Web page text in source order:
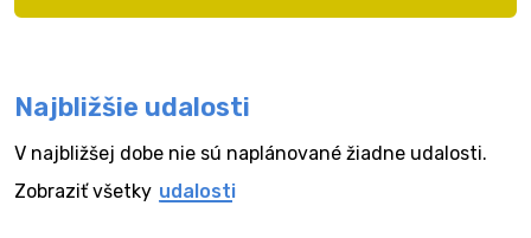
Najbližšie udalosti
V najbližšej dobe nie sú naplánované žiadne udalosti.
Zobraziť všetky udalosti